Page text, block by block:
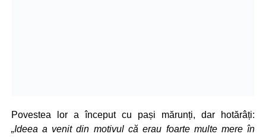
Povestea lor a început cu pași mărunți, dar hotărâți:
„Ideea a venit din motivul că erau foarte multe mere în